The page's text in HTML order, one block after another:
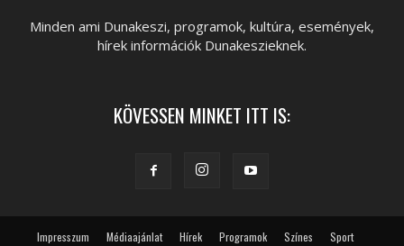
Minden ami Dunakeszi, programok, kultúra, események,
hírek információk Dunakeszieknek.
KÖVESSEN MINKET ITT IS:
Impresszum Médiaajánlat Hírek Programok Színes Sport